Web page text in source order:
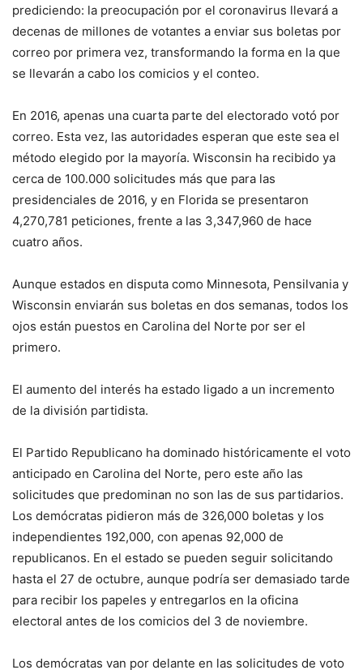
prediciendo: la preocupación por el coronavirus llevará a
decenas de millones de votantes a enviar sus boletas por
correo por primera vez, transformando la forma en la que
se llevarán a cabo los comicios y el conteo.
En 2016, apenas una cuarta parte del electorado votó por
correo. Esta vez, las autoridades esperan que este sea el
método elegido por la mayoría. Wisconsin ha recibido ya
cerca de 100.000 solicitudes más que para las
presidenciales de 2016, y en Florida se presentaron
4,270,781 peticiones, frente a las 3,347,960 de hace
cuatro años.
Aunque estados en disputa como Minnesota, Pensilvania y
Wisconsin enviarán sus boletas en dos semanas, todos los
ojos están puestos en Carolina del Norte por ser el
primero.
El aumento del interés ha estado ligado a un incremento
de la división partidista.
El Partido Republicano ha dominado históricamente el voto
anticipado en Carolina del Norte, pero este año las
solicitudes que predominan no son las de sus partidarios.
Los demócratas pidieron más de 326,000 boletas y los
independientes 192,000, con apenas 92,000 de
republicanos. En el estado se pueden seguir solicitando
hasta el 27 de octubre, aunque podría ser demasiado tarde
para recibir los papeles y entregarlos en la oficina
electoral antes de los comicios del 3 de noviembre.
Los demócratas van por delante en las solicitudes de voto